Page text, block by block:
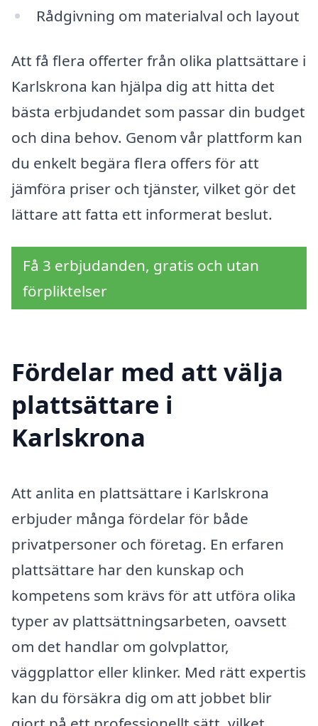
Rådgivning om materialval och layout
Att få flera offerter från olika plattsättare i
Karlskrona kan hjälpa dig att hitta det
bästa erbjudandet som passar din budget
och dina behov. Genom vår plattform kan
du enkelt begära flera offers för att
jämföra priser och tjänster, vilket gör det
lättare att fatta ett informerat beslut.
Få 3 erbjudanden, gratis och utan
förpliktelser
Fördelar med att välja
plattsättare i
Karlskrona
Att anlita en plattsättare i Karlskrona
erbjuder många fördelar för både
privatpersoner och företag. En erfaren
plattsättare har den kunskap och
kompetens som krävs för att utföra olika
typer av plattsättningsarbeten, oavsett
om det handlar om golvplattor,
väggplattor eller klinker. Med rätt expertis
kan du försäkra dig om att jobbet blir